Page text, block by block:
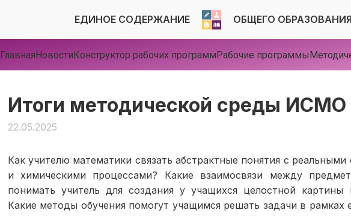
ЕДИНОЕ СОДЕРЖАНИЕ ОБЩЕГО ОБРАЗОВАНИЯ
ГлавнаяНовостиКонструктор рабочих программРабочие программы
Итоги методической среды ИСМО
22.05.2025
Как учителю математики связать абстрактные понятия с реальными
и химическими процессами? Какие взаимосвязи между
понимать учитель для создания у учащихся целостной картины
Какие методы обучения помогут учащимся решать задачи в рамках